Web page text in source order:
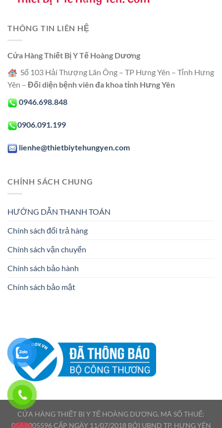
THÔNG TIN LIÊN HỆ
Cửa Hàng Thiết Bị Y Tế Hoàng Dương
Số 103 Hải Thượng Lãn Ông – TP Hưng Yên – Tỉnh Hưng
Yên – Đối diện bệnh viên đa khoa tỉnh Hưng Yên
0946.698.848
0906.091.199
lienhe@thietbiytehungyen.com
CHÍNH SÁCH CHUNG
HƯỚNG DẪN THANH TOÁN
Chính sách đổi trả hàng
Chính sách vận chuyển
Chính sách bảo hành
Chính sách bảo mật
CỬA HÀNG THIẾT BỊ Y TẾ HOÀNG DƯƠNG. MÃ SỐ THUẾ:
05A8005596 CẤP NGÀY 11/07/2018 BỞI UBND TP. HƯNG YÊN